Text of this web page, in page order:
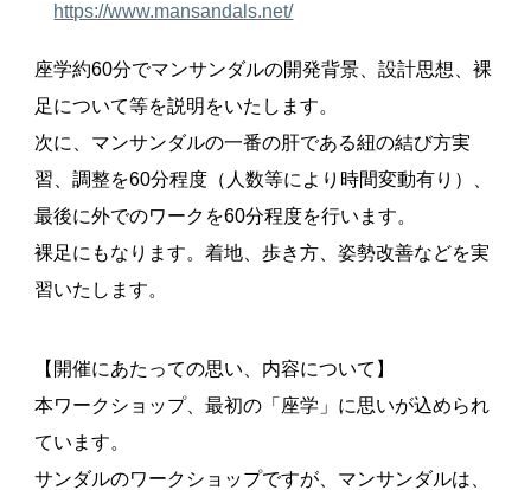
https://www.mansandals.net/
座学約60分でマンサンダルの開発背景、設計思想、裸
足について等を説明をいたします。
次に、マンサンダルの一番の肝である紐の結び方実
習、調整を60分程度（人数等により時間変動有り）、
最後に外でのワークを60分程度を行います。
裸足にもなります。着地、歩き方、姿勢改善などを実
習いたします。
【開催にあたっての思い、内容について】
本ワークショップ、最初の「座学」に思いが込められ
ています。
サンダルのワークショップですが、マンサンダルは、